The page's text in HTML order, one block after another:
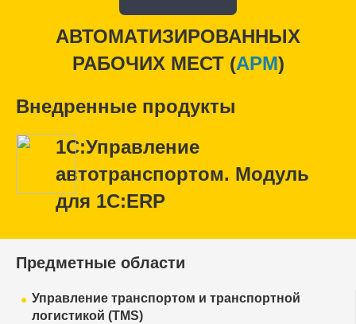
АВТОМАТИЗИРОВАННЫХ
РАБОЧИХ МЕСТ (APM)
Внедренные продукты
1С:Управление
автотранспортом. Модуль
для 1С:ERP
Предметные области
Управление транспортом и транспортной
логистикой (TMS)